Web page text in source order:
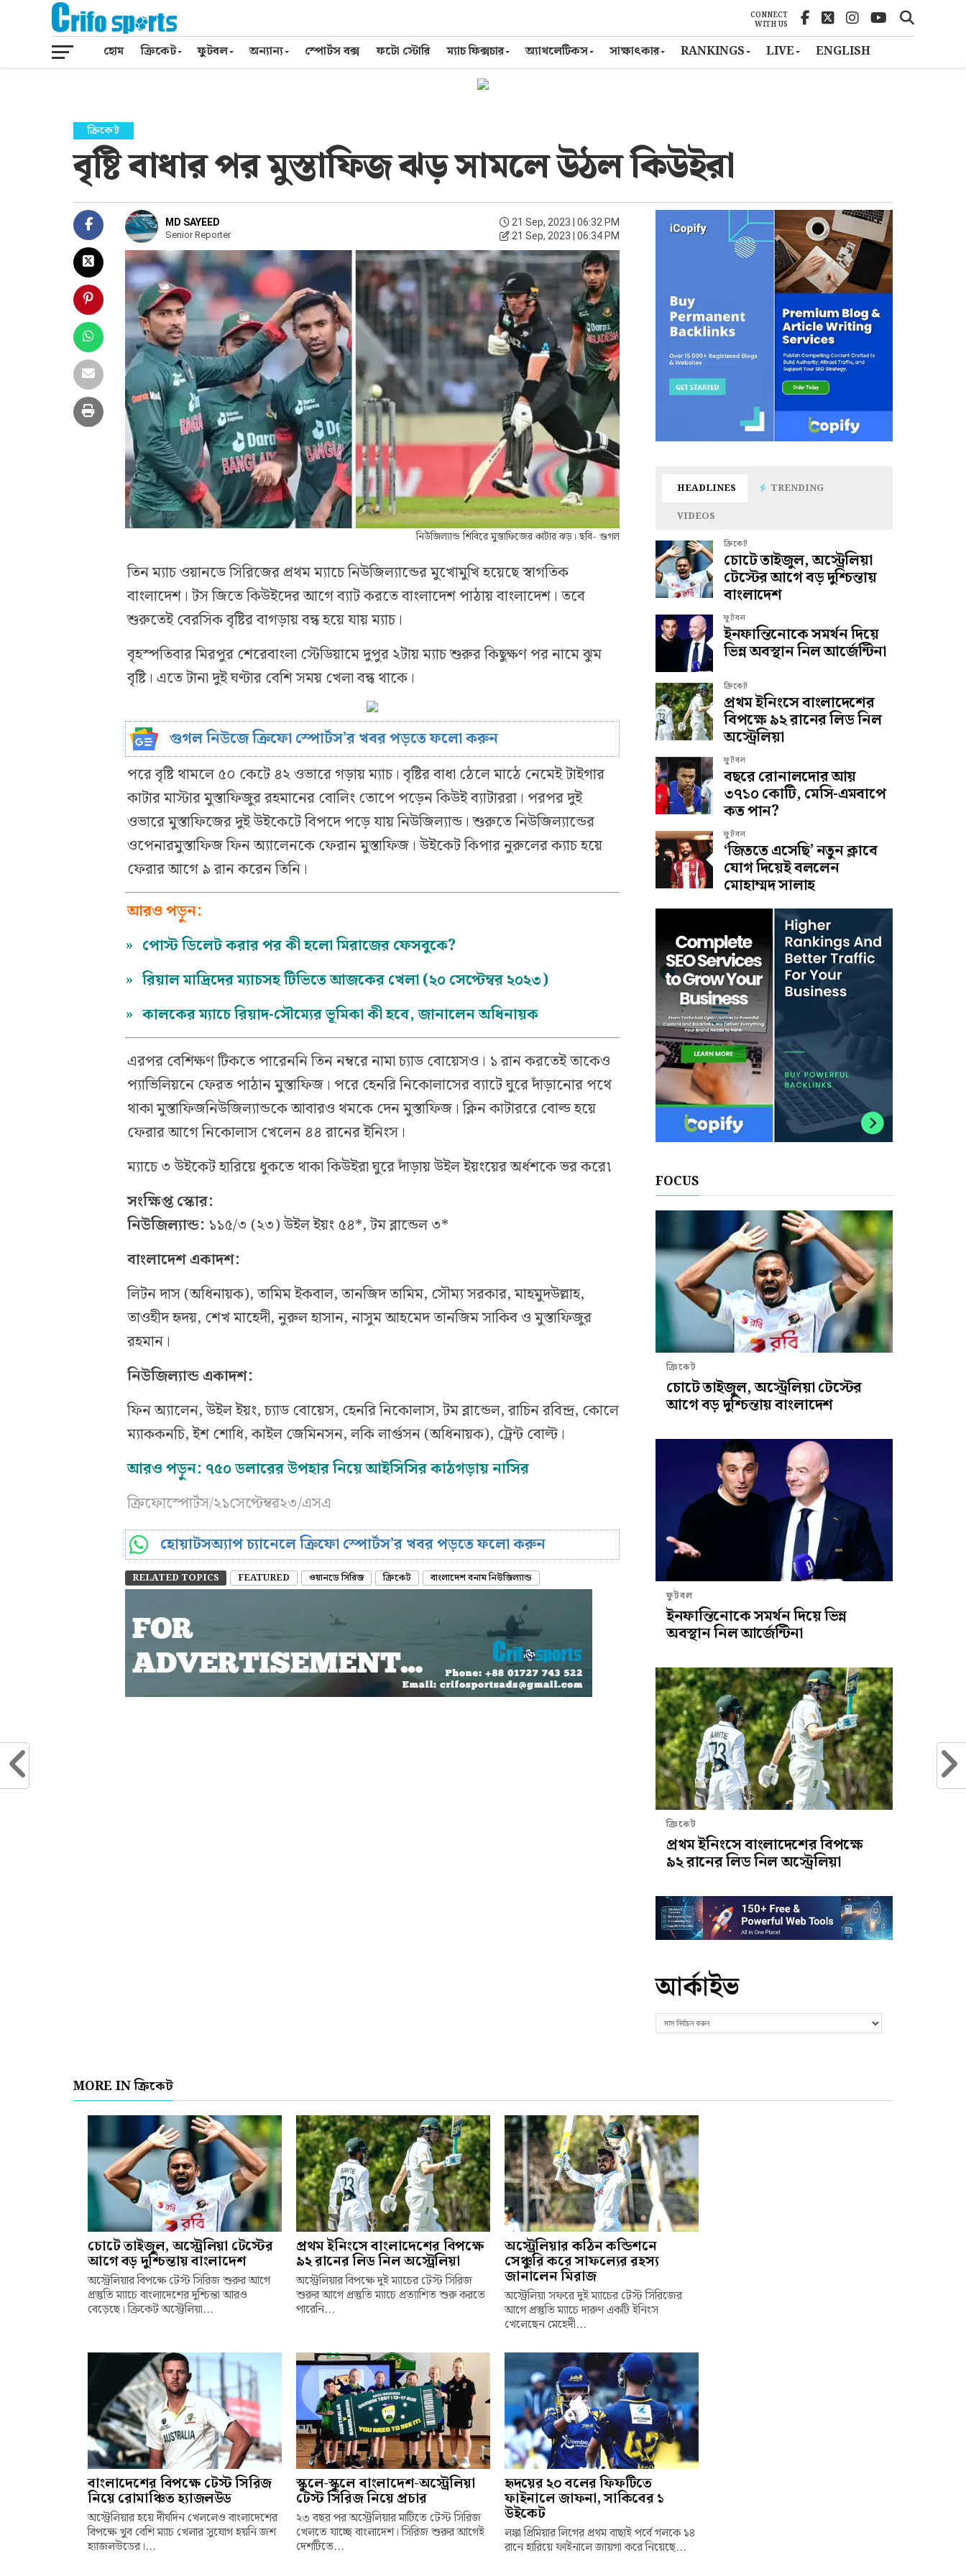
CONNECT
WITH US
হোম ক্রিকেট ফুটবল অন্যান্য স্পোর্টস বক্স ফটো স্টোরি ম্যাচ ফিক্সচার অ্যাথলেটিকস সাক্ষাৎকার RANKINGS LIVE ENGLISH
ক্রিকেট
বৃষ্টি বাধার পর মুস্তাফিজ ঝড় সামলে উঠল কিউইরা
MD SAYEED
Senior Reporter
21 Sep, 2023 | 06:32 PM
21 Sep, 2023 | 06:34 PM
নিউজিল্যান্ড শিবিরে মুস্তাফিজের কাটার ঝড়। ছবি- গুগল
তিন ম্যাচ ওয়ানডে সিরিজের প্রথম ম্যাচে নিউজিল্যান্ডের মুখোমুখি হয়েছে স্বাগতিক
বাংলাদেশ। টস জিতে কিউইদের আগে ব্যাট করতে বাংলাদেশ পাঠায় বাংলাদেশ। তবে
শুরুতেই বেরসিক বৃষ্টির বাগড়ায় বন্ধ হয়ে যায় ম্যাচ।
বৃহস্পতিবার মিরপুর শেরেবাংলা স্টেডিয়ামে দুপুর ২টায় ম্যাচ শুরুর কিছুক্ষণ পর নামে ঝুম
বৃষ্টি। এতে টানা দুই ঘণ্টার বেশি সময় খেলা বন্ধ থাকে।
গুগল নিউজে ক্রিফো স্পোর্টস’র খবর পড়তে ফলো করুন
পরে বৃষ্টি থামলে ৫০ কেটে ৪২ ওভারে গড়ায় ম্যাচ। বৃষ্টির বাধা ঠেলে মাঠে নেমেই টাইগার
কাটার মাস্টার মুস্তাফিজুর রহমানের বোলিং তোপে পড়েন কিউই ব্যাটাররা। পরপর দুই
ওভারে মুস্তাফিজের দুই উইকেটে বিপদে পড়ে যায় নিউজিল্যান্ড। শুরুতে নিউজিল্যান্ডের
ওপেনারমুস্তাফিজ ফিন অ্যালেনকে ফেরান মুস্তাফিজ। উইকেট কিপার নুরুলের ক্যাচ হয়ে
ফেরার আগে ৯ রান করেন তিনি।
আরও পড়ুন:
» পোস্ট ডিলেট করার পর কী হলো মিরাজের ফেসবুকে?
» রিয়াল মাদ্রিদের ম্যাচসহ টিভিতে আজকের খেলা (২০ সেপ্টেম্বর ২০২৩)
» কালকের ম্যাচে রিয়াদ-সৌম্যের ভূমিকা কী হবে, জানালেন অধিনায়ক
এরপর বেশিক্ষণ টিকতে পারেননি তিন নম্বরে নামা চ্যাড বোয়েসও। ১ রান করতেই তাকেও
প্যাভিলিয়নে ফেরত পাঠান মুস্তাফিজ। পরে হেনরি নিকোলাসের ব্যাটে ঘুরে দাঁড়ানোর পথে
থাকা মুস্তাফিজনিউজিল্যান্ডকে আবারও থমকে দেন মুস্তাফিজ। ক্লিন কাটাররে বোল্ড হয়ে
ফেরার আগে নিকোলাস খেলেন ৪৪ রানের ইনিংস।
ম্যাচে ৩ উইকেট হারিয়ে ধুকতে থাকা কিউইরা ঘুরে দাঁড়ায় উইল ইয়ংয়ের অর্ধশকে ভর করে৷
সংক্ষিপ্ত স্কোর:
নিউজিল্যান্ড: ১১৫/৩ (২৩) উইল ইয়ং ৫৪*, টম ব্লান্ডেল ৩*
বাংলাদেশ একাদশ:
লিটন দাস (অধিনায়ক), তামিম ইকবাল, তানজিদ তামিম, সৌম্য সরকার, মাহমুদউল্লাহ,
তাওহীদ হৃদয়, শেখ মাহেদী, নুরুল হাসান, নাসুম আহমেদ তানজিম সাকিব ও মুস্তাফিজুর
রহমান।
নিউজিল্যান্ড একাদশ:
ফিন অ্যালেন, উইল ইয়ং, চ্যাড বোয়েস, হেনরি নিকোলাস, টম ব্লান্ডেল, রাচিন রবিন্দ্র, কোলে
ম্যাককনচি, ইশ শোধি, কাইল জেমিনসন, লকি লার্গুসন (অধিনায়ক), ট্রেন্ট বোল্ট।
আরও পড়ুন: ৭৫০ ডলারের উপহার নিয়ে আইসিসির কাঠগড়ায় নাসির
ক্রিফোস্পোর্টস/২১সেপ্টেম্বর২৩/এসএ
হোয়াটসঅ্যাপ চ্যানেলে ক্রিফো স্পোর্টস’র খবর পড়তে ফলো করুন
RELATED TOPICS FEATURED ওয়ানডে সিরিজ ক্রিকেট বাংলাদেশ বনাম নিউজিল্যান্ড
HEADLINES
TRENDING
VIDEOS
ক্রিকেট
চোটে তাইজুল, অস্ট্রেলিয়া
টেস্টের আগে বড় দুশ্চিন্তায়
বাংলাদেশ
ফুটবল
ইনফান্তিনোকে সমর্থন দিয়ে
ভিন্ন অবস্থান নিল আর্জেন্টিনা
ক্রিকেট
প্রথম ইনিংসে বাংলাদেশের
বিপক্ষে ৯২ রানের লিড নিল
অস্ট্রেলিয়া
ফুটবল
বছরে রোনালদোর আয়
৩৭১০ কোটি, মেসি-এমবাপে
কত পান?
ফুটবল
‘জিততে এসেছি’ নতুন ক্লাবে
যোগ দিয়েই বললেন
মোহাম্মদ সালাহ
FOCUS
ক্রিকেট
চোটে তাইজুল, অস্ট্রেলিয়া টেস্টের
আগে বড় দুশ্চিন্তায় বাংলাদেশ
ফুটবল
ইনফান্তিনোকে সমর্থন দিয়ে ভিন্ন
অবস্থান নিল আর্জেন্টিনা
ক্রিকেট
প্রথম ইনিংসে বাংলাদেশের বিপক্ষে
৯২ রানের লিড নিল অস্ট্রেলিয়া
আর্কাইভ
MORE IN ক্রিকেট
চোটে তাইজুল, অস্ট্রেলিয়া টেস্টের
আগে বড় দুশ্চিন্তায় বাংলাদেশ
অস্ট্রেলিয়ার বিপক্ষে টেস্ট সিরিজ শুরুর আগে
প্রস্তুতি ম্যাচে বাংলাদেশের দুশ্চিন্তা আরও
বেড়েছে। ক্রিকেট অস্ট্রেলিয়া...
প্রথম ইনিংসে বাংলাদেশের বিপক্ষে
৯২ রানের লিড নিল অস্ট্রেলিয়া
অস্ট্রেলিয়ার বিপক্ষে দুই ম্যাচের টেস্ট সিরিজ
শুরুর আগে প্রস্তুতি ম্যাচে প্রত্যাশিত শুরু করতে
পারেনি...
অস্ট্রেলিয়ার কঠিন কন্ডিশনে
সেঞ্চুরি করে সাফল্যের রহস্য
জানালেন মিরাজ
অস্ট্রেলিয়া সফরে দুই ম্যাচের টেস্ট সিরিজের
আগে প্রস্তুতি ম্যাচে দারুণ একটি ইনিংস
খেলেছেন মেহেদী...
বাংলাদেশের বিপক্ষে টেস্ট সিরিজ
নিয়ে রোমাঞ্চিত হ্যাজলউড
অস্ট্রেলিয়ার হয়ে দীর্ঘদিন খেললেও বাংলাদেশের
বিপক্ষে খুব বেশি ম্যাচ খেলার সুযোগ হয়নি জশ
হ্যাজলউডের।...
স্কুলে-স্কুলে বাংলাদেশ-অস্ট্রেলিয়া
টেস্ট সিরিজ নিয়ে প্রচার
২৩ বছর পর অস্ট্রেলিয়ার মাটিতে টেস্ট সিরিজ
খেলতে যাচ্ছে বাংলাদেশ। সিরিজ শুরুর আগেই
দেশটিতে...
হৃদয়ের ২০ বলের ফিফটিতে
ফাইনালে জাফনা, সাকিবের ১
উইকেট
লঙ্কা প্রিমিয়ার লিগের প্রথম বাছাই পর্বে গলকে ১৪
রানে হারিয়ে ফাইনালে জায়গা করে নিয়েছে...